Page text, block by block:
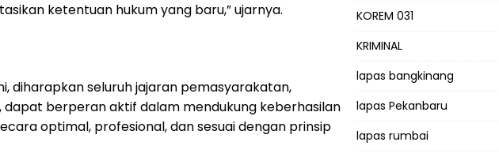
ketentuan hukum yang baru,” ujarnya.
diharapkan seluruh jajaran pemasyarakatan,
dapat berperan aktif dalam mendukung keberhasilan
optimal, profesional, dan sesuai dengan prinsip
KOREM 031
KRIMINAL
lapas bangkinang
lapas Pekanbaru
lapas rumbai